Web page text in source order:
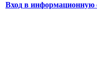
Вход в информационную